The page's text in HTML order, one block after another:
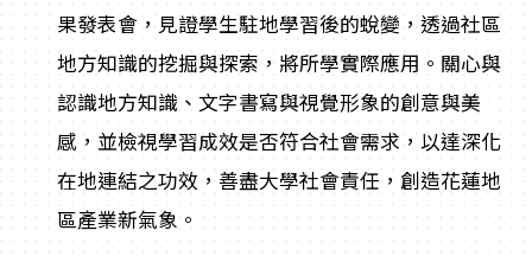
果發表會，見證學生駐地學習後的蛻變，透過社區
地方知識的挖掘與探索，將所學實際應用。關心與
認識地方知識、文字書寫與視覺形象的創意與美
感，並檢視學習成效是否符合社會需求，以達深化
在地連結之功效，善盡大學社會責任，創造花蓮地
區產業新氣象。